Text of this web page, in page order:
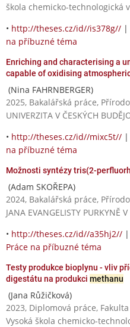
škola chemicko-technologická
• http://theses.cz/id//is378g// |
na příbuzné téma
Enriching and characterising a
capable of oxidising
(Nina FAHRNBERGER)
2025, Bakalářská práce,
UNIVERZITA V ČESKÝCH
• http://theses.cz/id//mixc5t// |
na příbuzné téma
Možnosti syntézy tris(2-
(Adam SKOŘEPA)
2024, Bakalářská práce,
JANA EVANGELISTY PURKYNĚ
• http://theses.cz/id//a35hj2// |
Práce na příbuzné téma
Testy produkce bioplynu - vliv
digestátu na produkci methanu
(Jana Růžičková)
2023, Diplomová práce,
Vysoká škola chemicko-